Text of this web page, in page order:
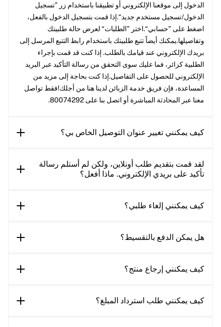
الدخول إلى موقعنا الإلكتروني أو تطبيقنا باستخدام زر ”تسجيل
الدخول/تسجيل مستخدم جديد“.إذا قمت بتسجيل الدخول بالفعل،
اضغط على ”حسابي“.اختر ”الطلبات“ لعرض حالة طلبيتك
وتفاصيلها.يمكنك أيضاً تتبع طلبيتك باستخدام رابط التتبع المرسل إلى
بريدك الإلكتروني عند قيامك بالطلب. إذا كنت قد قمت بإجراء
الطلبية كزائر، فما عليك سوى التحقق من رسالة التأكيد عبر البريد
الإلكتروني للحصول على التفاصيل.إذا كنت بحاجة إلى مزيد من
المساعدة، فإن فريق خدمة الزبائن لدينا هنا من أجلك!فقط تواصل
معنا عبر المحادثة المباشرة أو اتصل بنا على 80074292.
كيف يمكنني تغيير عنوان التوصيل الخاص بي؟
لقد قمت بتقديم طلب أونلاين، ولكن لم أستلم رسالة
تأكيد على بريدي الإلكتروني. ماذا أفعل؟
كيف يمكنني إلغاء طلبي؟
هل يمكن الدفع بالتقسيط؟
كيف يمكنني إرجاع منتج؟
كيف يمكنني طلب استرداد المبلغ؟